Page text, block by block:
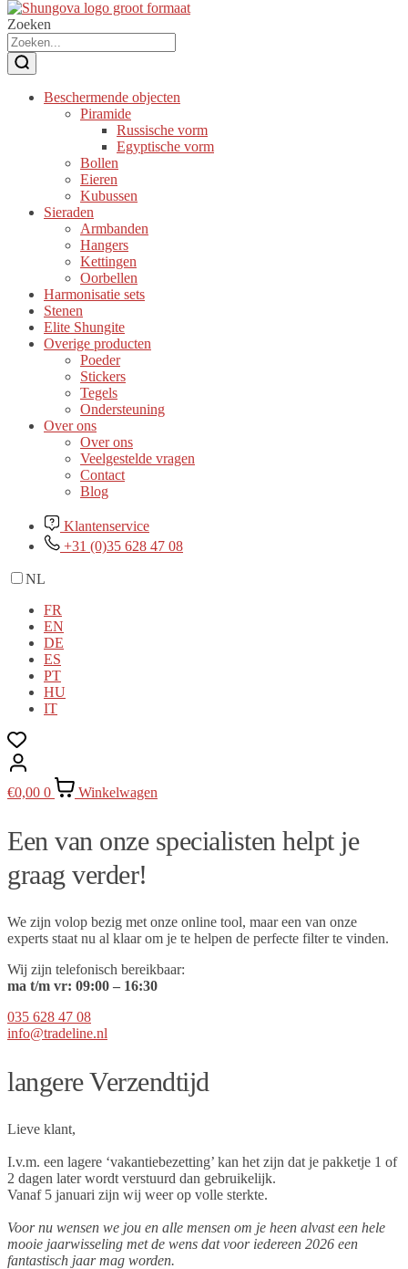
Zoeken
Beschermende objecten
Piramide
Russische vorm
Egyptische vorm
Bollen
Eieren
Kubussen
Sieraden
Armbanden
Hangers
Kettingen
Oorbellen
Harmonisatie sets
Stenen
Elite Shungite
Overige producten
Poeder
Stickers
Tegels
Ondersteuning
Over ons
Over ons
Veelgestelde vragen
Contact
Blog
Klantenservice
+31 (0)35 628 47 08
NL
FR
EN
DE
ES
PT
HU
IT
€0,00 0 Winkelwagen
Een van onze specialisten helpt je
graag verder!
We zijn volop bezig met onze online tool, maar een van onze
experts staat nu al klaar om je te helpen de perfecte filter te vinden.
Wij zijn telefonisch bereikbaar:
ma t/m vr: 09:00 – 16:30
035 628 47 08
info@tradeline.nl
langere Verzendtijd
Lieve klant,
I.v.m. een lagere ‘vakantiebezetting’ kan het zijn dat je pakketje 1 of
2 dagen later wordt verstuurd dan gebruikelijk.
Vanaf 5 januari zijn wij weer op volle sterkte.
Voor nu wensen we jou en alle mensen om je heen alvast een hele
mooie jaarwisseling met de wens dat voor iedereen 2026 een
fantastisch jaar mag worden.